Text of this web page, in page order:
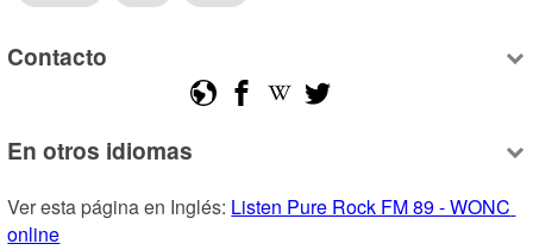
Contacto
En otros idiomas
Ver esta página en Inglés: Listen Pure Rock FM 89 - WONC
online